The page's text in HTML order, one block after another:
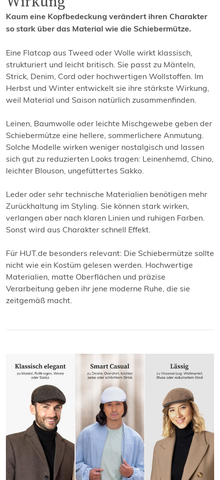
Kaum eine Kopfbedeckung verändert ihren Charakter
so stark über das Material wie die Schiebermütze.
Eine Flatcap aus Tweed oder Wolle wirkt klassisch,
strukturiert und leicht britisch. Sie passt zu Mänteln,
Strick, Denim, Cord oder hochwertigen Wollstoffen. Im
Herbst und Winter entwickelt sie ihre stärkste Wirkung,
weil Material und Saison natürlich zusammenfinden.
Leinen, Baumwolle oder leichte Mischgewebe geben der
Schiebermütze eine hellere, sommerlichere Anmutung.
Solche Modelle wirken weniger nostalgisch und lassen
sich gut zu reduzierten Looks tragen: Leinenhemd, Chino,
leichter Blouson, ungefüttertes Sakko.
Leder oder sehr technische Materialien benötigen mehr
Zurückhaltung im Styling. Sie können stark wirken,
verlangen aber nach klaren Linien und ruhigen Farben.
Sonst wird aus Charakter schnell Effekt.
Für HUT.de besonders relevant: Die Schiebermütze sollte
nicht wie ein Kostüm gelesen werden. Hochwertige
Materialien, matte Oberflächen und präzise
Verarbeitung geben ihr jene moderne Ruhe, die sie
zeitgemäß macht.